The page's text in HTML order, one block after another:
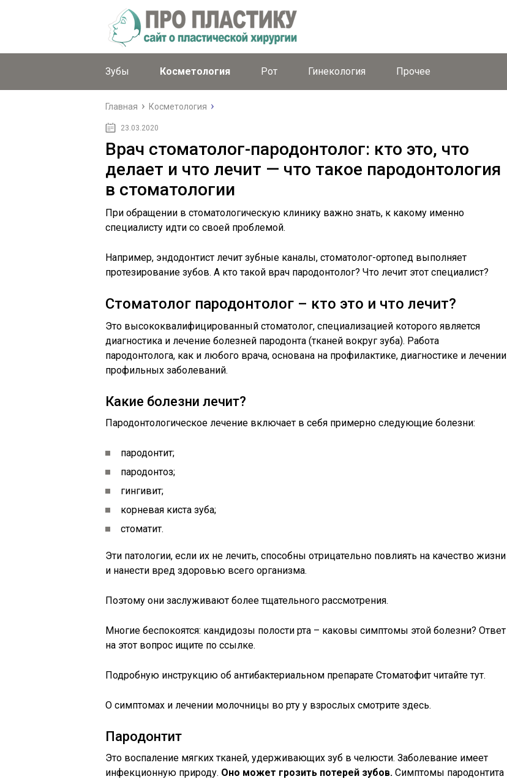
Зубы Косметология Рот Гинекология Прочее
Главная Косметология
23.03.2020
Врач стоматолог-пародонтолог: кто это, что
делает и что лечит — что такое пародонтология
в стоматологии
При обращении в стоматологическую клинику важно знать, к какому именно
специалисту идти со своей проблемой.
Например, эндодонтист лечит зубные каналы, стоматолог-ортопед выполняет
протезирование зубов. А кто такой врач пародонтолог? Что лечит этот специалист?
Стоматолог пародонтолог – кто это и что лечит?
Это высококвалифицированный стоматолог, специализацией которого является
диагностика и лечение болезней пародонта (тканей вокруг зуба). Работа
пародонтолога, как и любого врача, основана на профилактике, диагностике и лечении
профильных заболеваний.
Какие болезни лечит?
Пародонтологическое лечение включает в себя примерно следующие болезни:
пародонтит;
пародонтоз;
гингивит;
корневая киста зуба;
стоматит.
Эти патологии, если их не лечить, способны отрицательно повлиять на качество жизни
и нанести вред здоровью всего организма.
Поэтому они заслуживают более тщательного рассмотрения.
Многие беспокоятся: кандидозы полости рта – каковы симптомы этой болезни? Ответ
на этот вопрос ищите по ссылке.
Подробную инструкцию об антибактериальном препарате Стоматофит читайте тут.
О симптомах и лечении молочницы во рту у взрослых смотрите здесь.
Пародонтит
Это воспаление мягких тканей, удерживающих зуб в челюсти. Заболевание имеет
инфекционную природу. Оно может грозить потерей зубов. Симптомы пародонтита